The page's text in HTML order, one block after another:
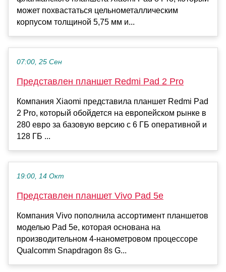
может похвастаться цельнометаллическим
корпусом толщиной 5,75 мм и...
07:00, 25 Сен
Представлен планшет Redmi Pad 2 Pro
Компания Xiaomi представила планшет Redmi Pad
2 Pro, который обойдется на европейском рынке в
280 евро за базовую версию с 6 ГБ оперативной и
128 ГБ ...
19:00, 14 Окт
Представлен планшет Vivo Pad 5e
Компания Vivo пополнила ассортимент планшетов
моделью Pad 5e, которая основана на
производительном 4-нанометровом процессоре
Qualcomm Snapdragon 8s G...